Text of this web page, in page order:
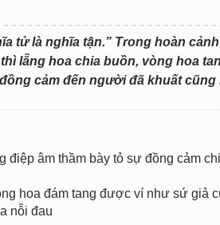
tử là nghĩa tận.” Trong hoàn
lẵng hoa chia buồn, vòng hoa
cảm đến người đã khuất cũng
điệp âm thầm bày tỏ sự đồng cảm
hoa đám tang được ví như sứ giả
nỗi đau